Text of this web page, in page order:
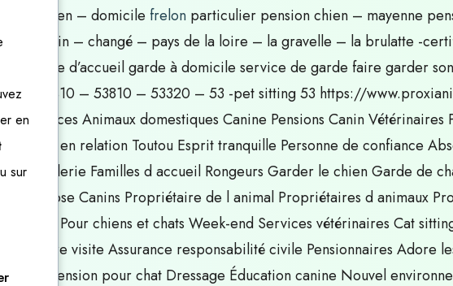
de chien – domicile frelon particulier pension chien – mayenne
– changé – pays de la loire – la gravelle – la brulatte -
famille d’accueil garde à domicile service de garde faire garder
– 53410 – 53810 – 53320 – 53 -pet sitting 53 https://
vacances Animaux domestiques Canine Pensions Canin
Mise en relation Toutou Esprit tranquille Personne de confiance
Garderie Familles d accueil Rongeurs Garder le chien Garde de
propose Canins Propriétaire de l animal Propriétaires d animaux
Pour chiens et chats Week-end Services vétérinaires Cat
Rendre visite Assurance responsabilité civile Pensionnaires Adore
Pension pour chat Dressage Éducation canine Nouvel
en
sur